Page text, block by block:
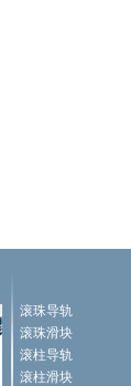
滚珠导轨
滚珠滑块
滚柱导轨
滚柱滑块